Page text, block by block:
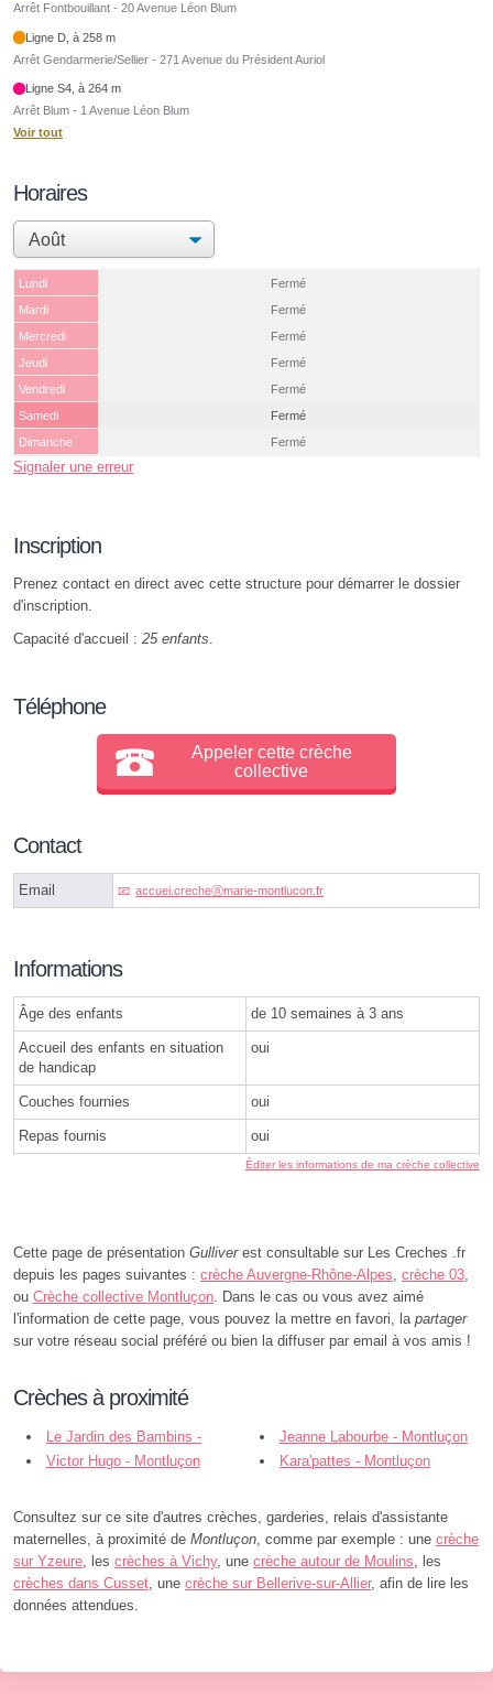
Arrêt Fontbouillant - 20 Avenue Léon Blum
Ligne D, à 258 m
Arrêt Gendarmerie/Sellier - 271 Avenue du Président Auriol
Ligne S4, à 264 m
Arrêt Blum - 1 Avenue Léon Blum
Voir tout
Horaires
Lundi
Fermé
Mardi
Fermé
Mercredi
Fermé
Jeudi
Fermé
Vendredi
Fermé
Samedi
Fermé
Dimanche
Fermé
Signaler une erreur
Inscription
Prenez contact en direct avec cette structure pour démarrer le dossier
d'inscription.
Capacité d'accueil : 25 enfants
Téléphone
Appeler cette crèche
collective
Contact
Email accuei.crecheⓐmarie-montlucon.fr
Informations
Âge des enfants de 10 semaines à 3 ans
Accueil des enfants en situation
de handicap
oui
Couches fournies oui
Repas fournis oui
Éditer les informations de ma crèche collective
Cette page de présentation Gulliverest consultable sur Les Creches .fr
depuis les pages suivantes : crèche Auvergne-Rhône-Alpes crèche 03
ou Crèche collective Montluçon . Dans le cas ou vous avez aimé
l'information de cette page, vous pouvez la mettre en favori, la partager
sur votre réseau social préféré ou bien la diffuser par email à vos amis !
Crèches à proximité
Le Jardin des Bambins -
Montluçon
Jeanne Labourbe - Montluçon
Victor Hugo - Montluçon
Kara'pattes - Montluçon
Consultez sur ce site d'autres crèches, garderies, relais d'assistante
maternelles, à proximité de Montluçon , comme par exemple : une crèche
sur Yzeure , les crèches à Vichy, une crèche autour de Moulins , les
crèches dans Cusset , une crèche sur Bellerive-sur-Allier, afin de lire les
données attendues.